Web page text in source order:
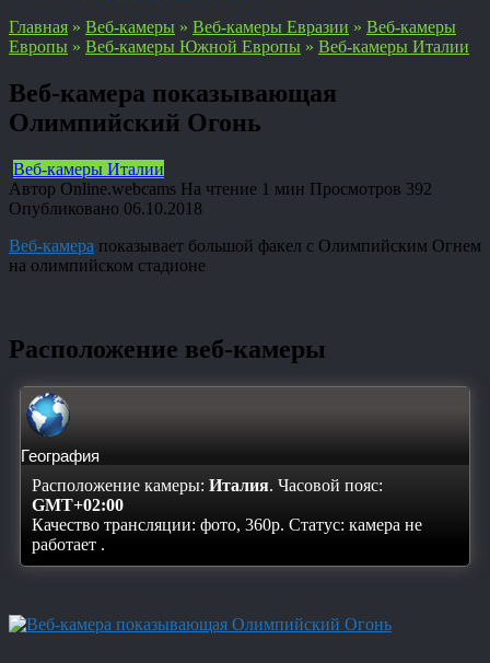
Главная » Веб-камеры » Веб-камеры Евразии » Веб-камеры
Европы » Веб-камеры Южной Европы » Веб-камеры Италии
Веб-камера показывающая
Олимпийский Огонь
Веб-камеры Италии
Автор Online.webcams На чтение 1 мин Просмотров 392
Опубликовано 06.10.2018
Веб-камера показывает большой факел с Олимпийским Огнем
на олимпийском стадионе
Расположение веб-камеры
География
Расположение камеры: Италия. Часовой пояс:
GMT+02:00
Качество трансляции: фото, 360p. Статус: камера не
работает .